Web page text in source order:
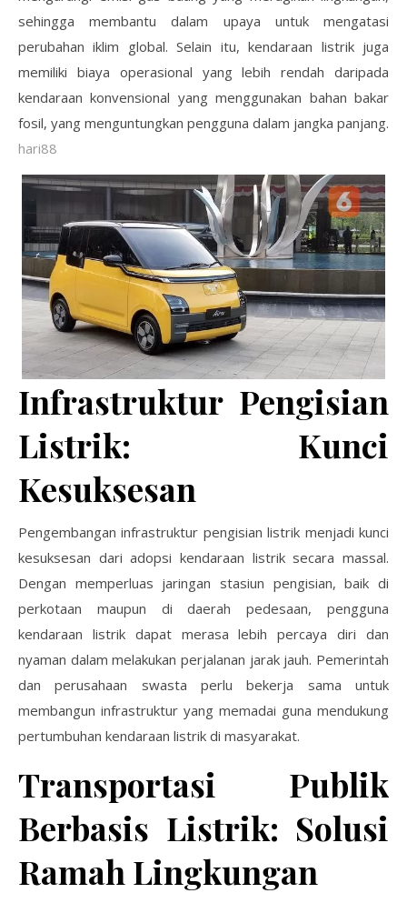
sehingga membantu dalam upaya untuk mengatasi
perubahan iklim global. Selain itu, kendaraan listrik juga
memiliki biaya operasional yang lebih rendah daripada
kendaraan konvensional yang menggunakan bahan bakar
fosil, yang menguntungkan pengguna dalam jangka panjang.
hari88
Infrastruktur Pengisian
Listrik: Kunci
Kesuksesan
Pengembangan infrastruktur pengisian listrik menjadi kunci
kesuksesan dari adopsi kendaraan listrik secara massal.
Dengan memperluas jaringan stasiun pengisian, baik di
perkotaan maupun di daerah pedesaan, pengguna
kendaraan listrik dapat merasa lebih percaya diri dan
nyaman dalam melakukan perjalanan jarak jauh. Pemerintah
dan perusahaan swasta perlu bekerja sama untuk
membangun infrastruktur yang memadai guna mendukung
pertumbuhan kendaraan listrik di masyarakat.
Transportasi Publik
Berbasis Listrik: Solusi
Ramah Lingkungan